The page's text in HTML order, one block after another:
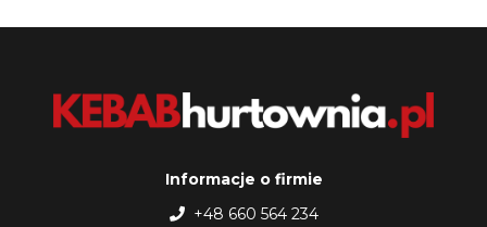
Informacje o firmie
+48 660 564 234